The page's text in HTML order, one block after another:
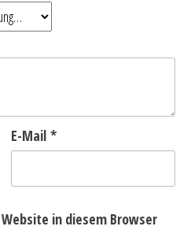
E-Mail *
in diesem Browser